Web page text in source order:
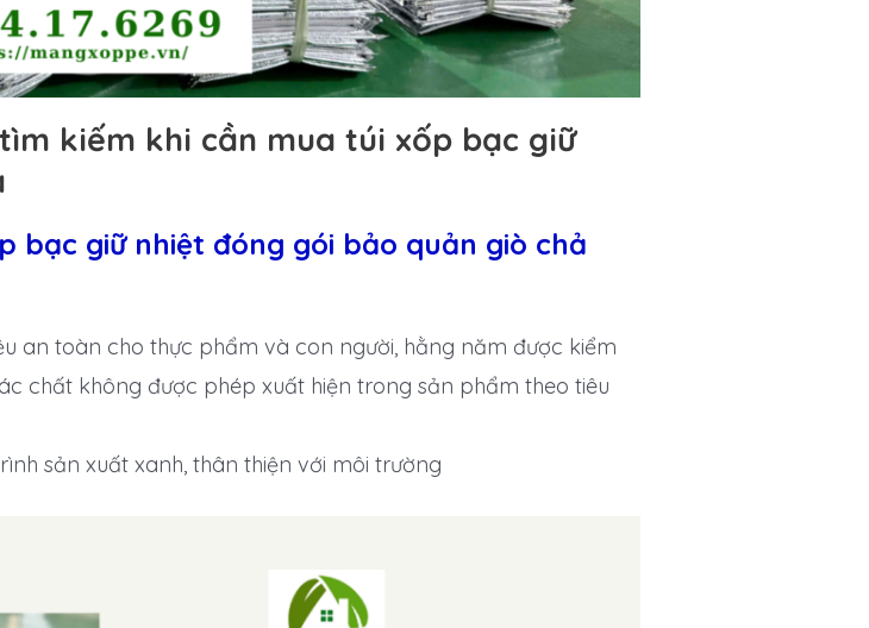
kiếm khi cần mua túi xốp bạc giữ
bạc giữ nhiệt đóng gói bảo quản giò chả
an toàn cho thực phẩm và con người, hằng năm được kiểm
chất không được phép xuất hiện trong sản phẩm theo tiêu
sản xuất xanh, thân thiện với môi trường